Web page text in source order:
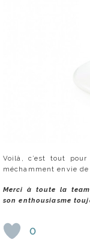
Voilà, c’est tout
méchamment envie
Merci à toute la
son enthousiasme
0